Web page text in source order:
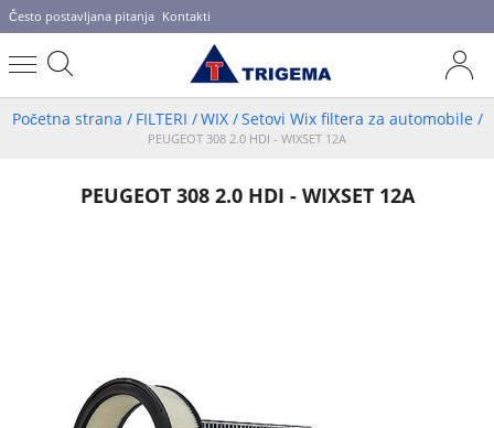
Često postavljana pitanja Kontakti
Početna strana / FILTERI /WIX /Setovi Wix filtera za automobile /
PEUGEOT 308 2.0 HDI - WIXSET 12A
PEUGEOT 308 2.0 HDI - WIXSET 12A